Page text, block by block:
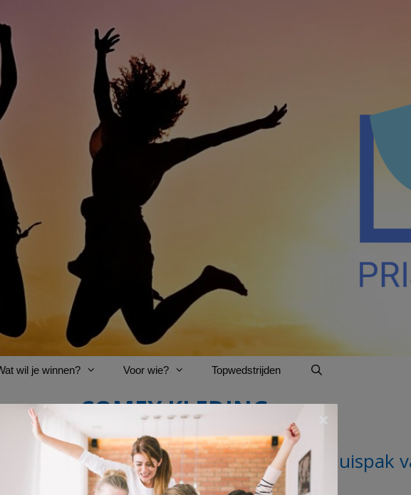
wil je winnen? Voor wie? Topwedstrijden
COMFY KLEDING
AFGELOPEN: Win 5 x een comfy huispak
×